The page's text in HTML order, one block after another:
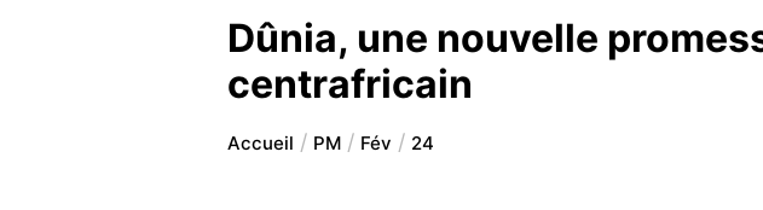
Dûnia, une nouvelle
centrafricain
Accueil PM Fév 24